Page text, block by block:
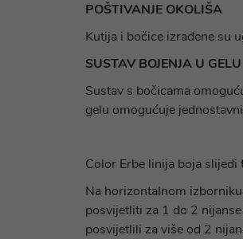
POŠTIVANJE OKOLIŠA
Kutija i bočice izrađene su
SUSTAV BOJENJA U GELU
Sustav s bočicama
gelu omogućuje
Color Erbe linija boja
Na horizontalnom
posvijetliti za 1 do 2
posvijetlili za više od 2